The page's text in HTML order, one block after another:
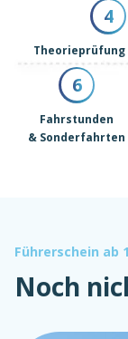
4
Theorieprüfung
6
Fahrstunden
& Sonderfahrten
Führerschein ab
Noch